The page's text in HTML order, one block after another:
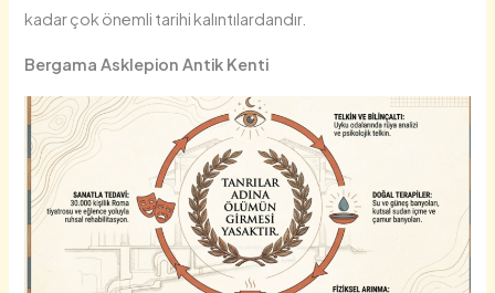
kadar çok önemli tarihi kalıntılardandır.
Bergama Asklepion Antik Kenti